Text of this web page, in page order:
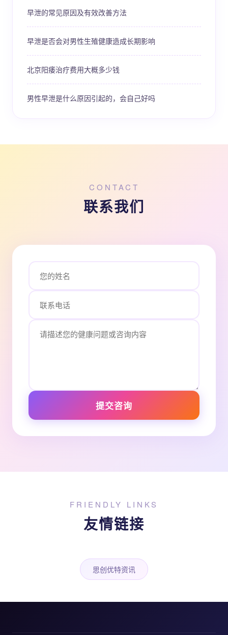
早泄的常见原因及有效改善方法
早泄是否会对男性生殖健康造成长期影响
北京阳痿治疗费用大概多少钱
男性早泄是什么原因引起的，会自己好吗
CONTACT
联系我们
提交咨询
FRIENDLY LINKS
友情链接
思创优特资讯